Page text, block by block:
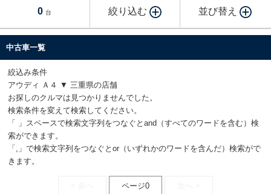
0 台 絞り込む 並び替え
中古車一覧
絞込み条件
アウディ Ａ４ ▼ 三重県の店舗
お探しのクルマは見つかりませんでした。
検索条件を変えて検索してください。
「 」スペースで検索文字列をつなぐとand（すべてのワードを含む）検
索ができます。
「,」で検索文字列をつなぐとor（いずれかのワードを含んだ）検索がで
きます。
ページ0